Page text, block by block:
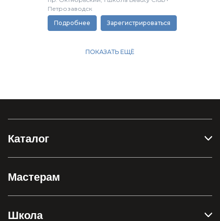
Каталог
Мастерам
Школа